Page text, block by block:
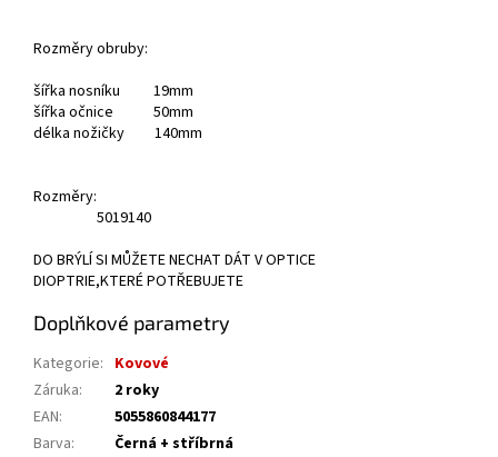
Rozměry obruby:
šířka nosníku 19mm
šířka očnice 50mm
délka nožičky 140mm
Rozměry:
5019140
DO BRÝLÍ SI MŮŽETE NECHAT DÁT V OPTICE
DIOPTRIE,KTERÉ POTŘEBUJETE
Doplňkové parametry
Kategorie: Kovové
Záruka:
2 roky
EAN:
5055860844177
Barva:
Černá + stříbrná